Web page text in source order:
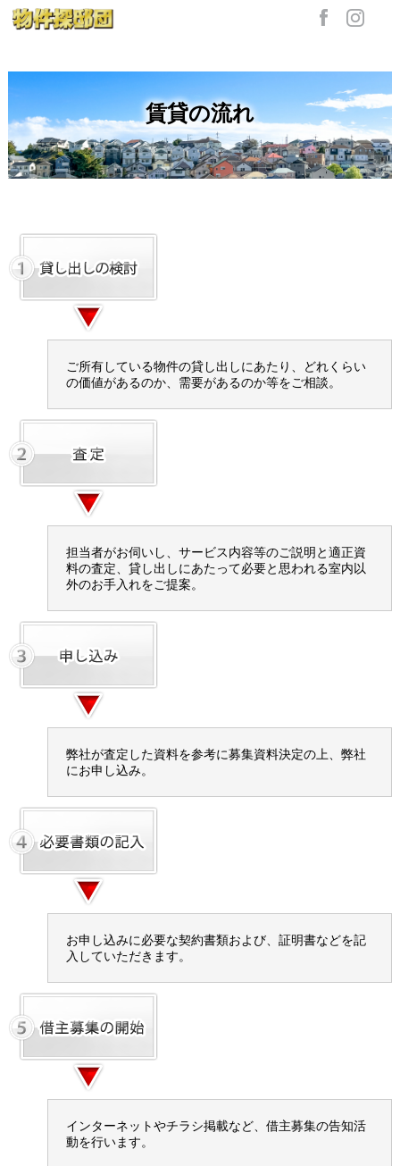
賃貸の流れ
ご所有している物件の貸し出しにあたり、どれくらい
の価値があるのか、需要があるのか等をご相談。
担当者がお伺いし、サービス内容等のご説明と適正資
料の査定、貸し出しにあたって必要と思われる室内以
外のお手入れをご提案。
弊社が査定した資料を参考に募集資料決定の上、弊社
にお申し込み。
お申し込みに必要な契約書類および、証明書などを記
入していただきます。
インターネットやチラシ掲載など、借主募集の告知活
動を行います。